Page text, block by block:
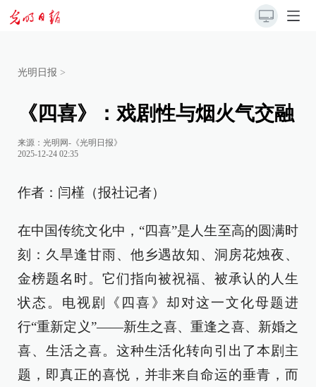
光明日报 >
《四喜》：戏剧性与烟火气交融
来源： 光明网-《光明日报》
2025-12-24 02:35
作者：闫槿（报社记者）
在中国传统文化中，“四喜”是人生至高的圆满时
刻：久旱逢甘雨、他乡遇故知、洞房花烛夜、
金榜题名时。它们指向被祝福、被承认的人生
状态。电视剧《四喜》却对这一文化母题进
行“重新定义”——新生之喜、重逢之喜、新婚之
喜、生活之喜。这种生活化转向引出了本剧主
题，即真正的喜悦，并非来自命运的垂青，而